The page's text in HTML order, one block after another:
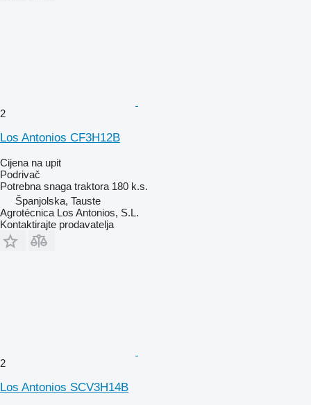
2
Los Antonios CF3H12B
Cijena na upit
Podrivač
Potrebna snaga traktora 180 k.s.
Španjolska, Tauste
Agrotécnica Los Antonios, S.L.
Kontaktirajte prodavatelja
2
Los Antonios SCV3H14B